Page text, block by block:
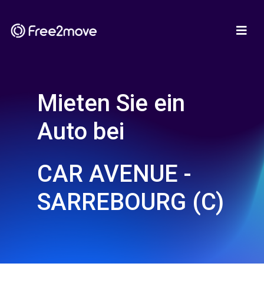
Mieten Sie ein
Auto bei
CAR AVENUE -
SARREBOURG (C)